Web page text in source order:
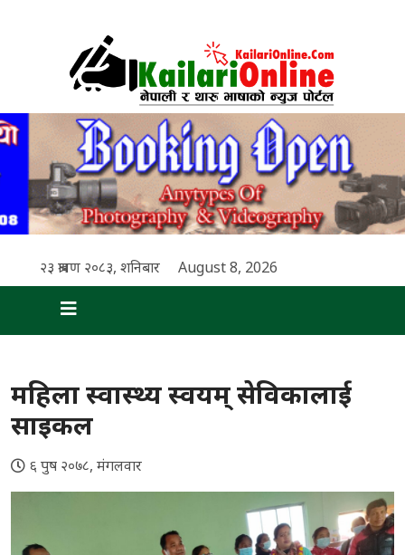
२३ श्रावण २०८३, शनिबार August 8, 2026
महिला स्वास्थ्य स्वयम् सेविकालाई
साइकल
६ पुष २०७८, मंगलवार